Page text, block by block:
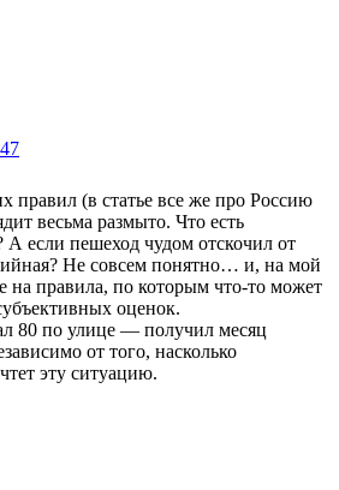
правил (в статье все же про Россию
весьма размыто. Что есть
А если пешеход чудом отскочил от
Не совсем понятно… и, на мой
на правила, по которым что-то может
оценок.
80 по улице — получил месяц
от того, насколько
эту ситуацию.